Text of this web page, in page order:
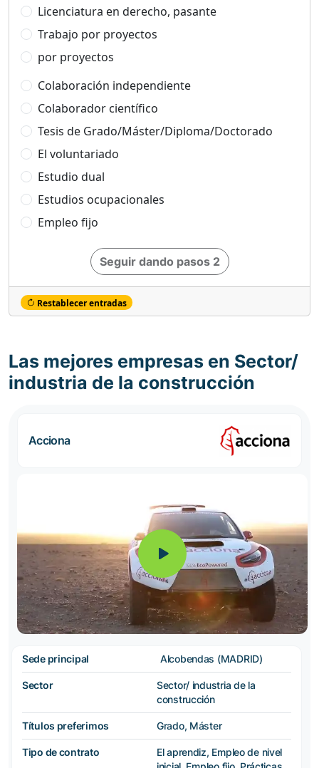
Licenciatura en derecho, pasante
Trabajo por proyectos
por proyectos
Colaboración independiente
Colaborador científico
Tesis de Grado/Máster/Diploma/Doctorado
El voluntariado
Estudio dual
Estudios ocupacionales
Empleo fijo
Seguir dando pasos 2
Restablecer entradas
Las mejores empresas en Sector/
industria de la construcción
Acciona
Sede principal Alcobendas (MADRID)
Sector
Sector/ industria de la
construcción
Títulos preferimos Grado, Máster
Tipo de contrato
El aprendiz, Empleo de nivel